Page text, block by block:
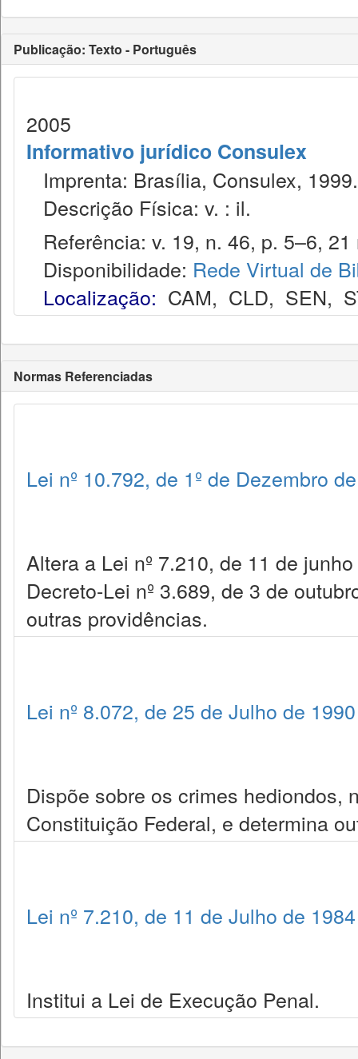
Publicação: Texto - Português
2005
Informativo jurídico Consulex
Imprenta: Brasília, Consulex, 1999.
Descrição Física: v. : il.
Referência: v. 19, n. 46, p. 5–6, 21
Disponibilidade: Rede Virtual de
Localização: CAM, CLD, SEN,
Normas Referenciadas
Lei nº 10.792, de 1º de Dezembro
Altera a Lei nº 7.210, de 11 de
Decreto-Lei nº 3.689, de 3 de
outras providências.
Lei nº 8.072, de 25 de Julho de 1990
Dispõe sobre os crimes hediondos,
Constituição Federal, e determina
Lei nº 7.210, de 11 de Julho de 1984
Institui a Lei de Execução Penal.